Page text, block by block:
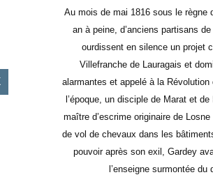
Au mois de mai 1816 sous le règne
an à peine, d’anciens partisans
ourdissent en silence un projet
Villefranche de Lauragais et
alarmantes et appelé à la
l’époque, un disciple de Marat et
maître d’escrime originaire de
de vol de chevaux dans les
pouvoir après son exil, Gardey
l’enseigne surmontée